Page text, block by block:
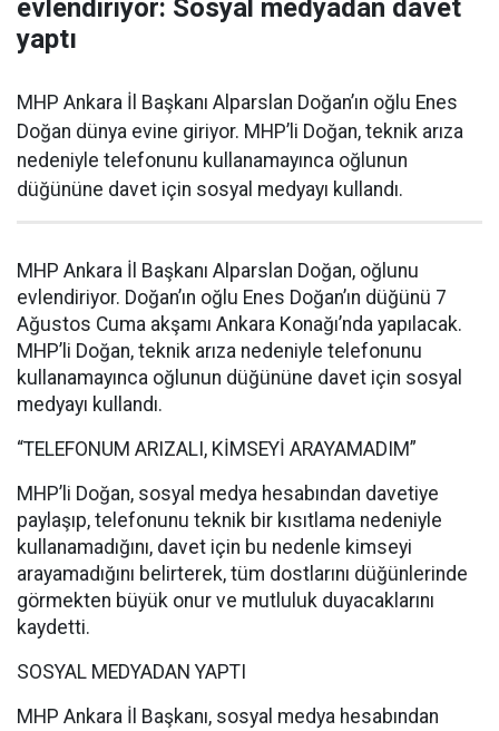
evlendiriyor: Sosyal medyadan davet
yaptı
MHP Ankara İl Başkanı Alparslan Doğan’ın oğlu Enes
Doğan dünya evine giriyor. MHP’li Doğan, teknik arıza
nedeniyle telefonunu kullanamayınca oğlunun
düğününe davet için sosyal medyayı kullandı.
MHP Ankara İl Başkanı Alparslan Doğan, oğlunu
evlendiriyor. Doğan’ın oğlu Enes Doğan’ın düğünü 7
Ağustos Cuma akşamı Ankara Konağı’nda yapılacak.
MHP’li Doğan, teknik arıza nedeniyle telefonunu
kullanamayınca oğlunun düğününe davet için sosyal
medyayı kullandı.
“TELEFONUM ARIZALI, KİMSEYİ ARAYAMADIM”
MHP’li Doğan, sosyal medya hesabından davetiye
paylaşıp, telefonunu teknik bir kısıtlama nedeniyle
kullanamadığını, davet için bu nedenle kimseyi
arayamadığını belirterek, tüm dostlarını düğünlerinde
görmekten büyük onur ve mutluluk duyacaklarını
kaydetti.
SOSYAL MEDYADAN YAPTI
MHP Ankara İl Başkanı, sosyal medya hesabından